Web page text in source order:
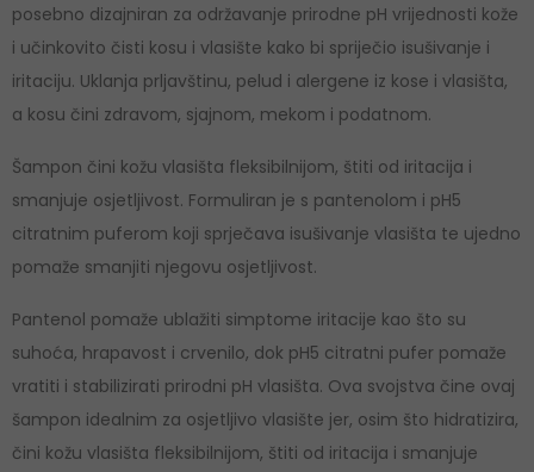
posebno dizajniran za održavanje prirodne pH vrijednosti kože
i učinkovito čisti kosu i vlasište kako bi spriječio isušivanje i
iritaciju. Uklanja prljavštinu, pelud i alergene iz kose i vlasišta,
a kosu čini zdravom, sjajnom, mekom i podatnom.
Šampon čini kožu vlasišta fleksibilnijom, štiti od iritacija i
smanjuje osjetljivost. Formuliran je s pantenolom i pH5
citratnim puferom koji sprječava isušivanje vlasišta te ujedno
pomaže smanjiti njegovu osjetljivost.
Pantenol pomaže ublažiti simptome iritacije kao što su
suhoća, hrapavost i crvenilo, dok pH5 citratni pufer pomaže
vratiti i stabilizirati prirodni pH vlasišta. Ova svojstva čine ovaj
šampon idealnim za osjetljivo vlasište jer, osim što hidratizira,
čini kožu vlasišta fleksibilnijom, štiti od iritacija i smanjuje